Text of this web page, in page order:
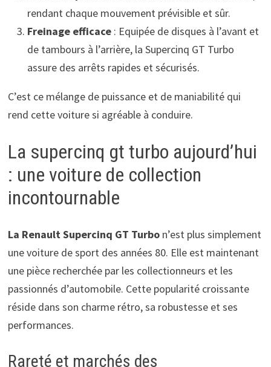
rendant chaque mouvement prévisible et sûr.
Freinage efficace: Equipée de disques à l’avant et
de tambours à l’arrière, la Supercinq GT Turbo
assure des arrêts rapides et sécurisés.
C’est ce mélange de puissance et de maniabilité qui
rend cette voiture si agréable à conduire.
La supercinq gt turbo aujourd’hui
: une voiture de collection
incontournable
La Renault Supercinq GT Turbon’est plus simplement
une voiture de sport des années 80. Elle est maintenant
une pièce recherchée par les collectionneurs et les
passionnés d’automobile. Cette popularité croissante
réside dans son charme rétro, sa robustesse et ses
performances.
Rareté et marchés des